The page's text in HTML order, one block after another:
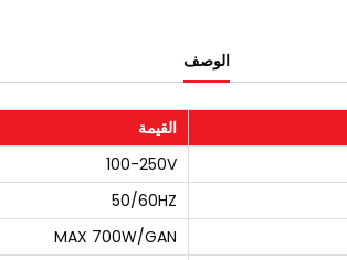
الوصف
القيمة
100-250V
50/60HZ
MAX 700W/GAN